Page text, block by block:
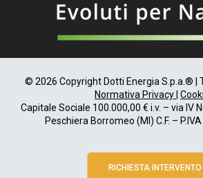
© 2026 Copyright Dotti Energia S.p.a.® |
Normativa Privacy
Capitale Sociale 100.000,00 € i.v. – via IV
Peschiera Borromeo (MI) C.F. –
RICHIESTA INTERVENTO